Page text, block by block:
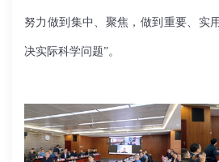
努力做到集中、聚焦，做到重要、实
决实际科学问题”。